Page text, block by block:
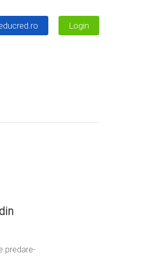
Login
predare-